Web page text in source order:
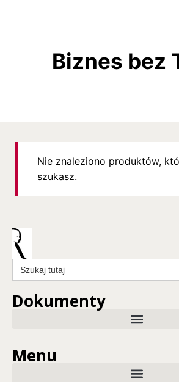
Biznes bez
Nie znaleziono produktów,
szukasz.
Search
for:
Dokumenty
Menu